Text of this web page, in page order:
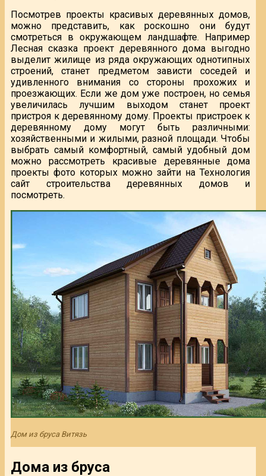
Посмотрев проекты красивых деревянных домов,
можно представить, как роскошно они будут
смотреться в окружающем ландшафте. Например
Лесная сказка проект деревянного дома выгодно
выделит жилище из ряда окружающих однотипных
строений, станет предметом зависти соседей и
удивленного внимания со стороны прохожих и
проезжающих. Если же дом уже построен, но семья
увеличилась лучшим выходом станет проект
пристроя к деревянному дому. Проекты пристроек к
деревянному дому могут быть различными:
хозяйственными и жилыми, разной площади. Чтобы
выбрать самый комфортный, самый удобный дом
можно рассмотреть красивые деревянные дома
проекты фото которых можно зайти на Технология
сайт строительства деревянных домов и
посмотреть.
Дом из бруса Витязь
Дома из бруса